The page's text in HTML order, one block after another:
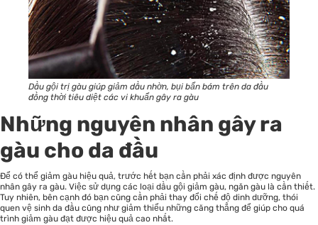
Dầu gội trị gàu giúp giảm dầu nhờn, bụi bẩn bám trên da đầu
đồng thời tiêu diệt các vi khuẩn gây ra gàu
Những nguyên nhân gây ra
gàu cho da đầu
Để có thể giảm gàu hiệu quả, trước hết bạn cần phải xác định được nguyên
nhân gây ra gàu. Việc sử dụng các loại dầu gội giảm gàu, ngăn gàu là cần thiết.
Tuy nhiên, bên cạnh đó bạn cũng cần phải thay đổi chế độ dinh dưỡng, thói
quen vệ sinh da đầu cũng như giảm thiểu những căng thẳng để giúp cho quá
trình giảm gàu đạt được hiệu quả cao nhất.